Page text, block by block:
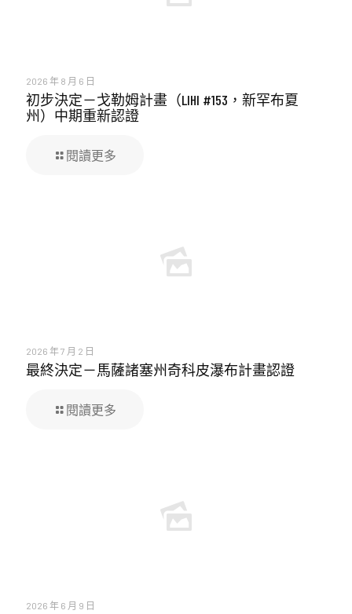
2026 年 8 月 6 日
初步決定－戈勒姆計畫（LIHI #153，新罕布夏
州）中期重新認證
閱讀更多
2026 年 7 月 2 日
最終決定－馬薩諸塞州奇科皮瀑布計畫認證
閱讀更多
2026 年 6 月 9 日